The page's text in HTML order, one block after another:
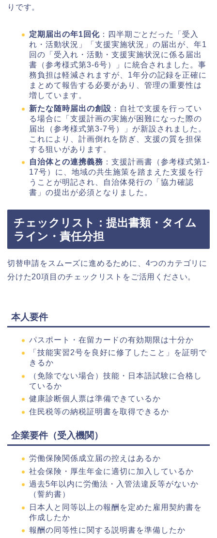
りです。
定期届出の年1回化 ：四半期ごとだった「受入
れ・活動状況」「支援実施状況」の届出が、年1
回の「受入れ・活動・支援実施状況に係る届出
書（参考様式第3-6号）」に統合されました。事
務負担は軽減されますが、1年分の記録を正確に
まとめて報告する必要があり、管理の重要性は
増しています。
新たな随時届出の創設 ：自社で支援を行ってい
る場合に「支援計画の実施が困難になった際の
届出（参考様式第3-7号）」が新設されました。
これにより、計画倒れを防ぎ、支援の質を担保
する狙いがあります。
自治体との連携義務 ：支援計画書（参考様式第1-
17号）に、地域の共生施策を踏まえた支援を行
うことが明記され、自治体発行の「協力確認
書」の提出が必須となりました。
チェックリスト：提出書類・タイム
ライン・責任分担
切替申請をスムーズに進めるために、4つのカテゴリに
分けた20項目のチェックリストをご活用ください。
本人要件
パスポート・在留カードの有効期限は十分か
「技能実習2号を良好に修了したこと」を証明で
きるか
（免除でない場合）技能・日本語試験に合格し
ているか
健康診断個人票は準備できているか
住民税等の納税証明書を取得できるか
企業要件（受入機関）
労働保険関係成立届の控えはあるか
社会保険・厚生年金に適切に加入しているか
過去5年以内に労働法・入管法違反等がないか
（誓約書）
日本人と同等以上の報酬を定めた雇用契約書を
作成したか
報酬の同等性に関する説明書を準備したか